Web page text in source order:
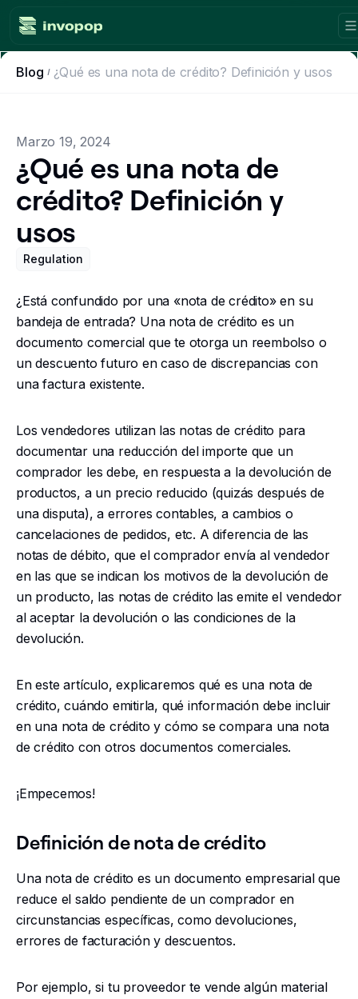
Product
Tax tools
Workflows
Console
Invoicing guides
Developers
Customers
Pricing
Schedule demo
Blog ¿Qué es una nota de crédito? Definición y usos
Marzo 19, 2024
¿Qué es una nota de
crédito? Definición y
usos
Regulation
¿Está confundido por una «nota de crédito» en su
bandeja de entrada? Una nota de crédito es un
documento comercial que te otorga un reembolso o
un descuento futuro en caso de discrepancias con
una factura existente.
Los vendedores utilizan las notas de crédito para
documentar una reducción del importe que un
comprador les debe, en respuesta a la devolución de
productos, a un precio reducido (quizás después de
una disputa), a errores contables, a cambios o
cancelaciones de pedidos, etc. A diferencia de las
notas de débito, que el comprador envía al vendedor
en las que se indican los motivos de la devolución de
un producto, las notas de crédito las emite el vendedor
al aceptar la devolución o las condiciones de la
devolución.
En este artículo, explicaremos qué es una nota de
crédito, cuándo emitirla, qué información debe incluir
en una nota de crédito y cómo se compara una nota
de crédito con otros documentos comerciales.
¡Empecemos!
Definición de nota de crédito
Una nota de crédito es un documento empresarial que
reduce el saldo pendiente de un comprador en
circunstancias específicas, como devoluciones,
errores de facturación y descuentos.
Por ejemplo, si tu proveedor te vende algún material